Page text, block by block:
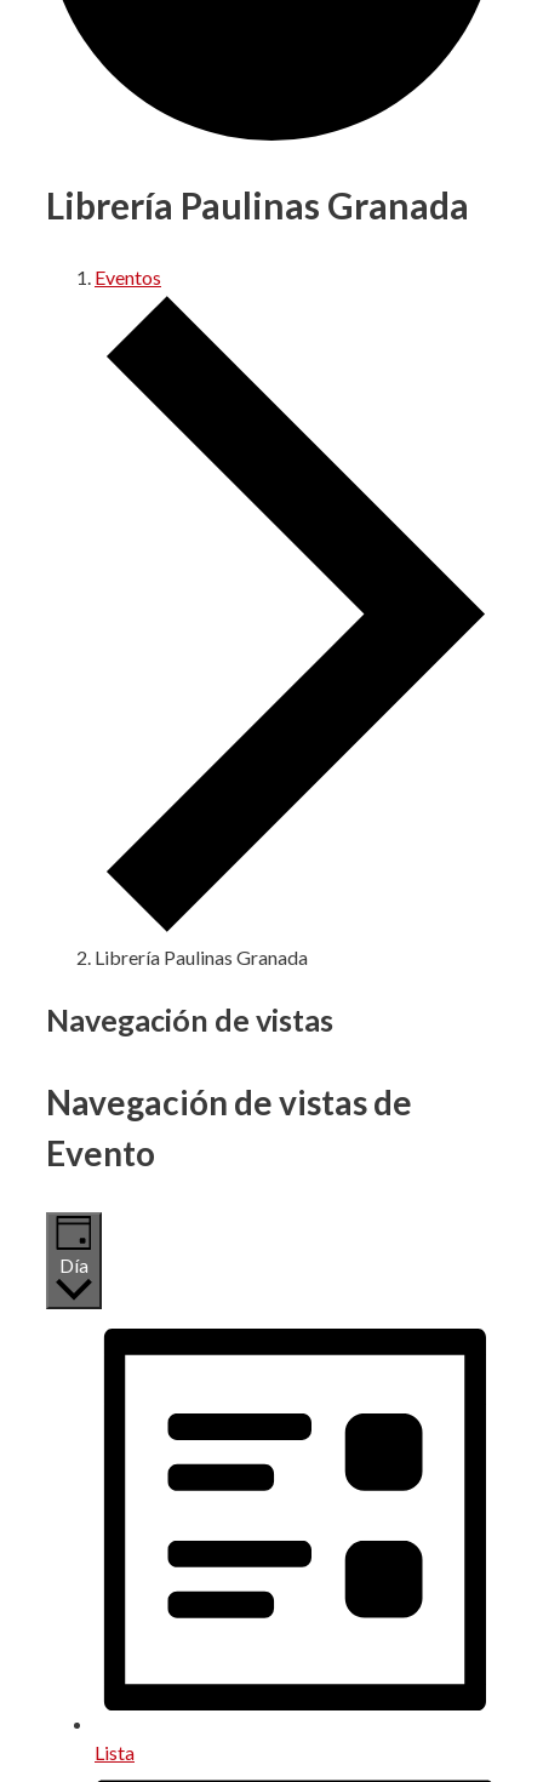
Librería Paulinas Granada
Eventos
Librería Paulinas Granada
Eventos
22
marzo,
Navegación de vistas
Navegación de vistas de
Evento
Día
Lista